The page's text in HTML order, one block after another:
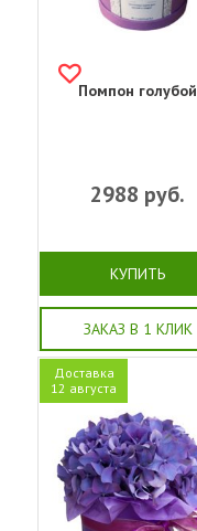
Помпон голубой
2988 руб.
КУПИТЬ
ЗАКАЗ В 1 КЛИК
Доставка
12 августа